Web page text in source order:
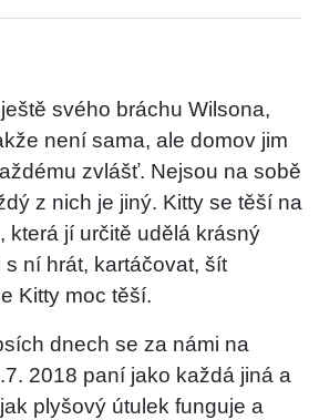
svého bráchu Wilsona,
není sama, ale domov jim
zvlášť. Nejsou na sobě
z nich je jiný. Kitty se těší na
která jí určitě udělá krásný
ní hrát, kartáčovat, šít
Kitty moc těší.
dnech se za námi na
2018 paní jako každá jiná a
plyšový útulek funguje a